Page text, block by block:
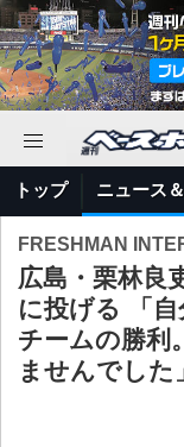
トップ ニュース
FRESHMAN
広島・栗林
に投げる 「
チームの勝利
ませんでした